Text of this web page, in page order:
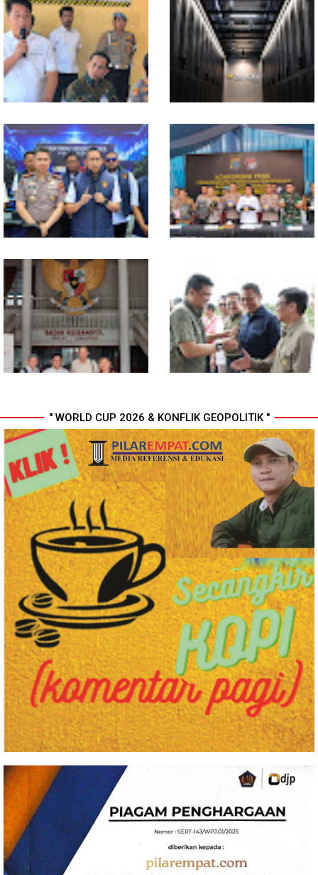
In Release02,Hansen Teo:
Band Medan Harus Berani
Bereskperimen
Ekonomi Sumut Triwulan II
2026 berkisar 5,06 Persen, BI :
Konsumsi RT dan
Perdagangan CPO
Penyumbang Tertinggi
Polresta Deliserdang
Musnahkan 1,2 Kilo Gram
Sabu-sabu: Tiga Tersangka
Gagal Edarkan Ribuan Dosis
Narkoba
Indosat, Ooredoo Group,
Nokia, dan NVIDIA Luncurkan
Zankore by Indosat, Siap
Layani Kawasan Asia-Pasifik
dengan Platform Infrastruktur
AI Terintegerasi
Polda Sumut Bongkar Sindikat
Scamming Internasional di
Apartemen Medan, Korban
Rugi Rp6,7 Miliar
Selama 300 Hari, Polrestabes
Medan Tangkap 1.434
Tersangka Narkoba
MIO Indonesia Sumut Resmi
Daftarkan Organisasi ke
Kesbangpol, Langkah Awal
Perkuat Profesionalisme
Media Online
Komisi D DPRDSU Ikut Gubsu
Bobby Nasution Berkantor di
Nias
" WORLD CUP 2026 & KONFLIK GEOPOLITIK "